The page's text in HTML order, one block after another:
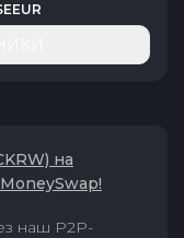
на
наш P2P-